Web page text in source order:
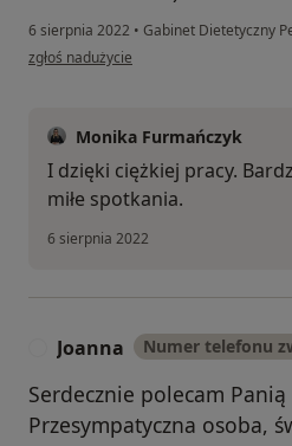
6 sierpnia 2022 • Gabinet Dietetyczny
w opinii użytkownika Adam P.
zgłoś nadużycie
Monika Furmańczyk
I dzięki ciężkiej pracy.
miłe spotkania.
6 sierpnia 2022
Joanna Numer telefonu
Serdecznie polecam
Przesympatyczna osoba,